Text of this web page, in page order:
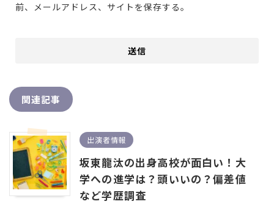
前、メールアドレス、サイトを保存する。
関連記事
出演者情報
坂東龍汰の出身高校が面白い！大
学への進学は？頭いいの？偏差値
など学歴調査